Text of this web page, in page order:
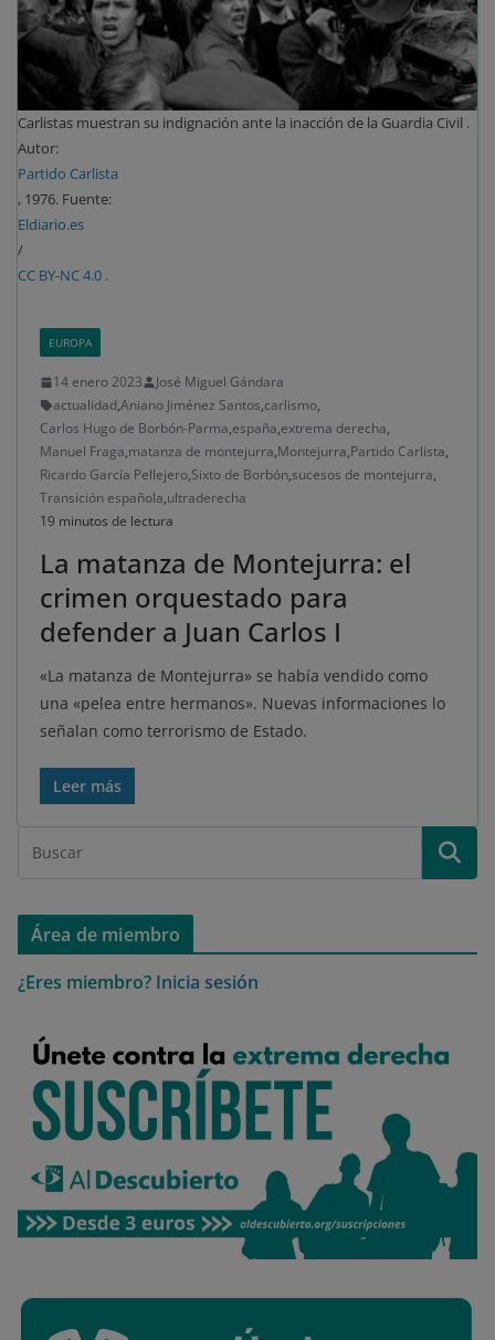
Carlistas muestran su indignación ante la inacción de la Guardia Civil .
Autor:
Partido Carlista
, 1976. Fuente:
Eldiario.es
/
CC BY-NC 4.0 .
EUROPA
14 enero 2023
José Miguel Gándara
actualidad,Aniano Jiménez Santos,carlismo,
Carlos Hugo de Borbón-Parma,españa,extrema derecha,
Manuel Fraga,matanza de montejurra,Montejurra,Partido Carlista,
Ricardo García Pellejero,Sixto de Borbón,sucesos de montejurra,
Transición española,ultraderecha
19 minutos de lectura
La matanza de Montejurra: el
crimen orquestado para
defender a Juan Carlos I
«La matanza de Montejurra» se había vendido como
una «pelea entre hermanos». Nuevas informaciones lo
señalan como terrorismo de Estado.
Leer más
Área de miembro
¿Eres miembro? Inicia sesión